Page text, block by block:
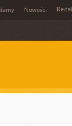
Nowości